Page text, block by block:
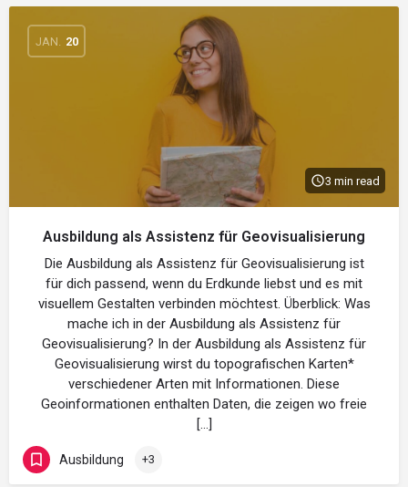
JAN. 20
3 min read
Ausbildung als Assistenz für Geovisualisierung
Die Ausbildung als Assistenz für Geovisualisierung ist
für dich passend, wenn du Erdkunde liebst und es mit
visuellem Gestalten verbinden möchtest. Überblick: Was
mache ich in der Ausbildung als Assistenz für
Geovisualisierung? In der Ausbildung als Assistenz für
Geovisualisierung wirst du topografischen Karten*
verschiedener Arten mit Informationen. Diese
Geoinformationen enthalten Daten, die zeigen wo freie
[…]
Ausbildung +3